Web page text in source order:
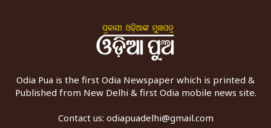
Odia Pua is the first Odia Newspaper which is printed &
Published from New Delhi & first Odia mobile news site.
Contact us: odiapuadelhi@gmail.com